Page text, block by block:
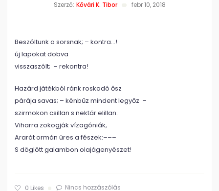
Szerző: Kővári K. Tibor febr 10, 2018
Beszóltunk a sorsnak; – kontra…!
új lapokat dobva
visszaszólt; – rekontra!
Hazárd játékból ránk roskadó ősz
párája savas; – kénbűz mindent legyőz –
szirmokon csillan s nektár elillan.
Viharra zokogják vízagóniák,
Ararát ormán üres a fészek:–––
S döglött galambon olajágenyészet!
0 Likes Nincs hozzászólás